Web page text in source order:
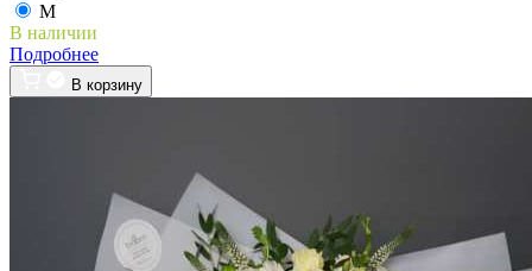
M
В наличии
Подробнее
В корзину